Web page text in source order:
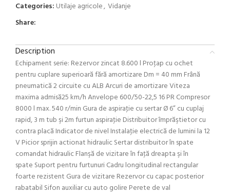
Categories: Utilaje agricole, Vidanje
Share:
Description
Echipament serie: Rezervor zincat 8.600 l Proţap cu ochet
pentru cuplare superioară fără amortizare Dm = 40 mm Frână
pneumatică 2 circuite cu ALB Arcuri de amortizare Viteza
maxima admisă25 km/h Anvelope 600/50-22,5 16 PR Compresor
8000 l max. 540 r/min Gura de aspiraţie cu sertar Ø 6” cu cuplaj
rapid, 3 m tub şi 2m furtun aspiraţie Distribuitor împrăştietor cu
contra placă Indicator de nivel Instalaţie electrică de lumini la 12
V Picior sprijin actionat hidraulic Sertar distribuitor în spate
comandat hidraulic Flanşă de vizitare în faţă dreapta şi în
spate Suport pentru furtunuri Cadru longitudinal rectangular
foarte rezistent Gura de vizitare Rezervor cu capac posterior
rabatabil Sifon auxiliar cu auto golire Perete de val